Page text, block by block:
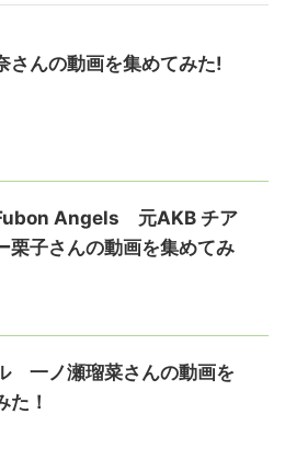
さんの動画を集めてみた!
Angels 元AKB チア
栗子さんの動画を集めてみ
一ノ瀬瑠菜さんの動画を
た！